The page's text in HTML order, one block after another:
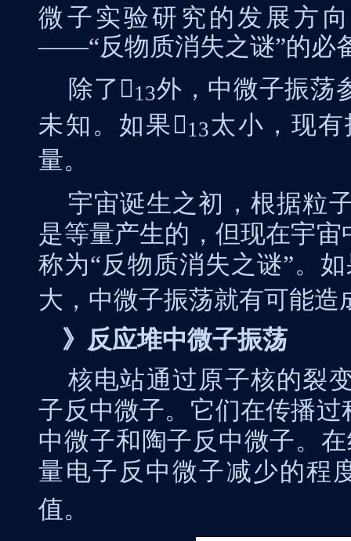
微子实验研究的发展方
——“反物质消失之谜”的必
除了 13外，中微子振荡
未知。如果13太小，现
量。
宇宙诞生之初，根据粒
是等量产生的，但现在宇
称为“反物质消失之谜”。
大，中微子振荡就有可能
》反应堆中微子振荡
核电站通过原子核的裂
子反中微子。它们在传播
中微子和陶子反中微子。
量电子反中微子减少的程
值。